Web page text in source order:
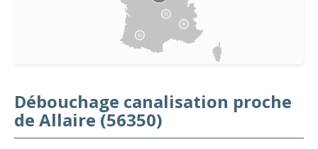
Débouchage canalisation proche
de Allaire (56350)